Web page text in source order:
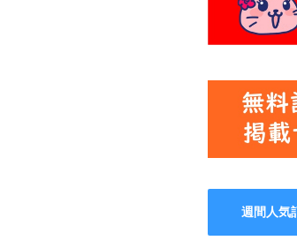
週間人気